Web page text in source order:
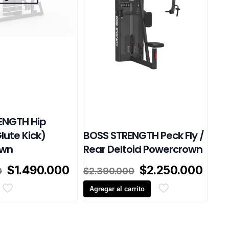
Hip
Kick)
El
precio
original
$1.490.000
precio
actual
BOSS STRENGTH Peck Fly /
Rear Deltoid Powercrown
$2.390.000 El
precio
original
$2.250.000
Agregar al carrito